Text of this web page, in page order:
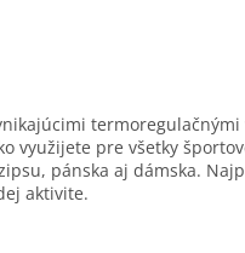
l
á
d
využijete pre všetky
pánska aj dámska.
aktivite.